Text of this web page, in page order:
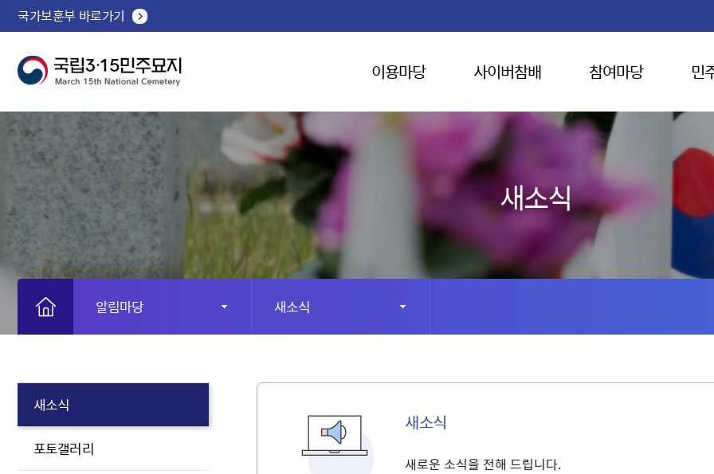
국가보훈부 바로가기
이용마당 사이버참배 참여마당 민
새소식
알림마당 새소식
새소식
포토갤러리
새소식
새로운 소식을 전해 드립니다.